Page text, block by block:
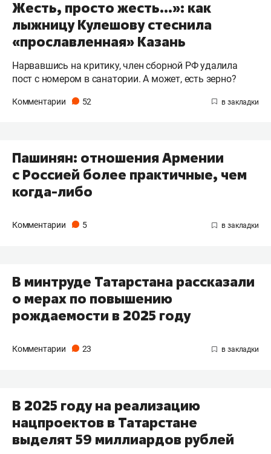
Жесть, просто жесть…»: как
лыжницу Кулешову стеснила
«прославленная» Казань
Нарвавшись на критику, член сборной РФ удалила
пост с номером в санатории. А может, есть зерно?
Комментарии 52
Пашинян: отношения Армении
с Россией более практичные, чем
когда-либо
Комментарии 5
В минтруде Татарстана рассказали
о мерах по повышению
рождаемости в 2025 году
Комментарии 23
В 2025 году на реализацию
нацпроектов в Татарстане
выделят 59 миллиардов рублей